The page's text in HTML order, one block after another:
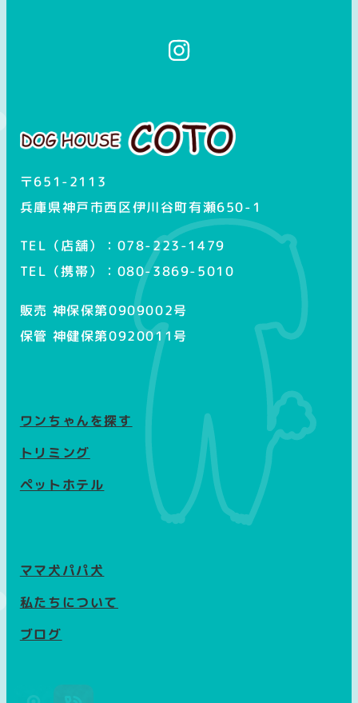
ム
〒651-2113
兵庫県神戸市西区伊川谷町有瀬650-1
TEL（店舗）：078-223-1479
TEL（携帯）：080-3869-5010
販売 神保保第0909002号
保管 神健保第0920011号
ワンちゃんを探す
トリミング
ペットホテル
ママ犬パパ犬
私たちについて
ブログ